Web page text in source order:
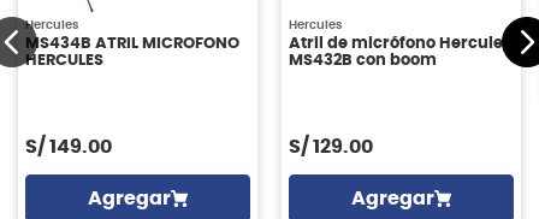
Hercules
MS434B ATRIL MICROFONO
HERCULES
S/ 149.00
Agregar
Hercules
Atril de micrófono Hercules
MS432B con boom
S/ 129.00
Agregar